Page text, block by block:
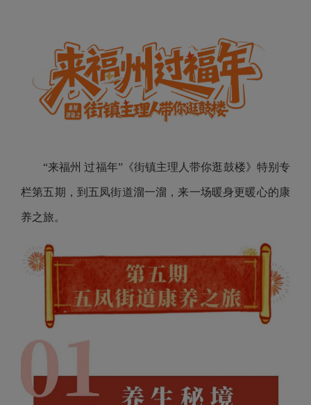
“来福州 过福年”《街镇主理人带你逛鼓楼》特别专
栏第五期，到五凤街道溜一溜，来一场暖身更暖心的康
养之旅。